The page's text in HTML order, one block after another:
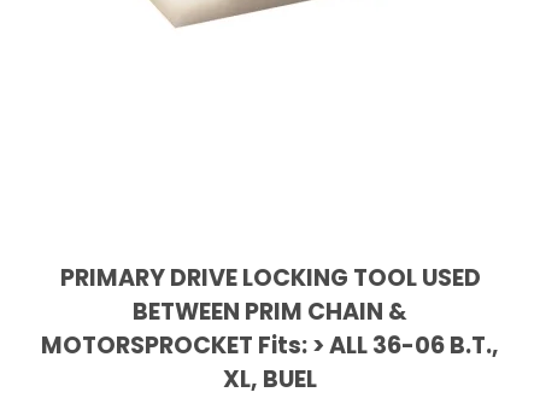
PRIMARY DRIVE LOCKING TOOL USED
BETWEEN PRIM CHAIN &
MOTORSPROCKET Fits: > ALL 36-06 B.T.,
XL, BUEL